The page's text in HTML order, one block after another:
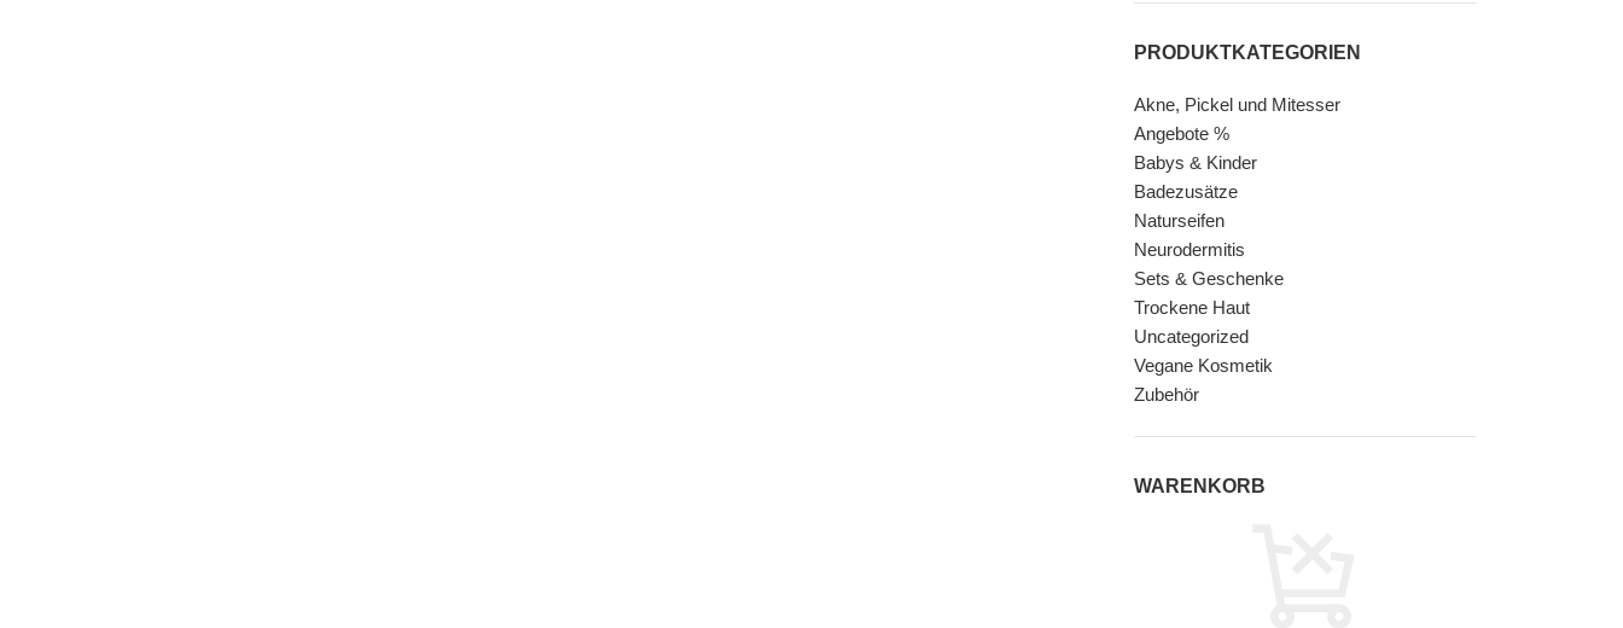
PRODUKTKATEGORIEN
Akne, Pickel und Mitesser
Angebote %
Babys & Kinder
Badezusätze
Naturseifen
Neurodermitis
Sets & Geschenke
Trockene Haut
Uncategorized
Vegane Kosmetik
Zubehör
WARENKORB